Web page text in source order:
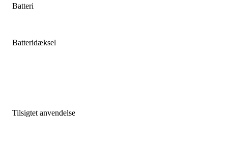
Batteri
Batteridæksel
Tilsigtet anvendelse